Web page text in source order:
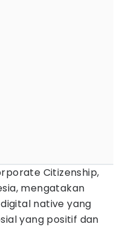
Citizenship,
mengatakan
native yang
yang positif dan